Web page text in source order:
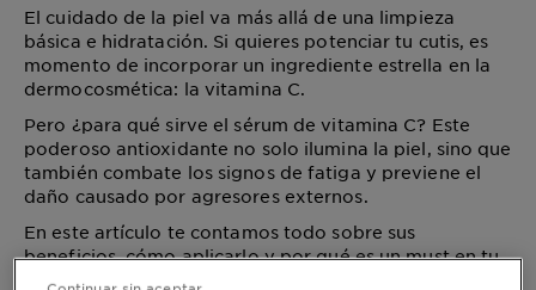
El cuidado de la piel va más allá de una limpieza
básica e hidratación. Si quieres potenciar tu cutis, es
momento de incorporar un ingrediente estrella en la
dermocosmética: la vitamina C.
Pero ¿para qué sirve el sérum de vitamina C? Este
poderoso antioxidante no solo ilumina la piel, sino que
también combate los signos de fatiga y previene el
daño causado por agresores externos.
En este artículo te contamos todo sobre sus
beneficios, cómo aplicarlo y por qué es un must en tu
rutina de skincare.